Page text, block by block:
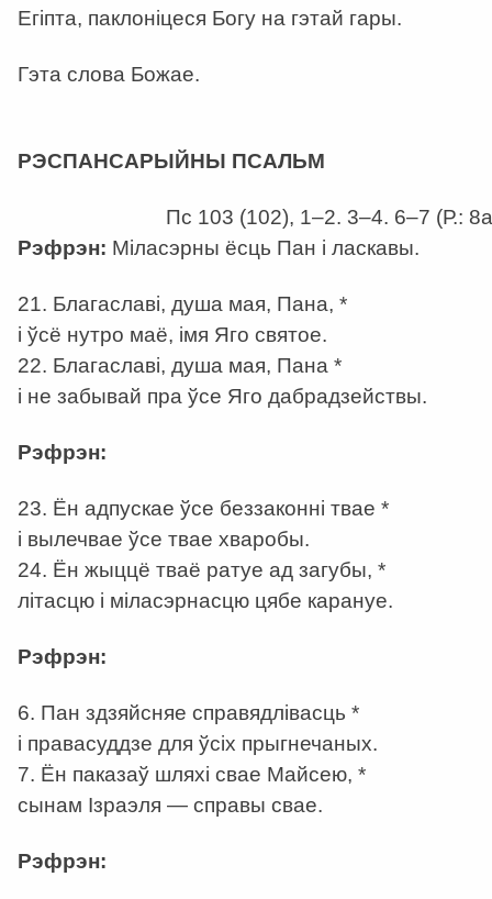
Егіпта, паклоніцеся Богу на гэтай гары.
Гэта слова Божае.
РЭСПАНСАРЫЙНЫ ПСАЛЬМ
Пс 103 (102), 1–2. 3–4. 6–7 (Р.:
Рэфрэн: Міласэрны ёсць Пан і ласкавы.
21. Благаславі, душа мая, Пана, *
і ўсё нутро маё, імя Яго святое.
22. Благаславі, душа мая, Пана *
і не забывай пра ўсе Яго дабрадзействы.
Рэфрэн:
23. Ён адпускае ўсе беззаконні твае *
і вылечвае ўсе твае хваробы.
24. Ён жыццё тваё ратуе ад загубы, *
літасцю і міласэрнасцю цябе карануе.
Рэфрэн:
6. Пан здзяйсняе справядлівасць *
і правасуддзе для ўсіх прыгнечаных.
7. Ён паказаў шляхі свае Майсею, *
сынам Ізраэля — справы свае.
Рэфрэн: